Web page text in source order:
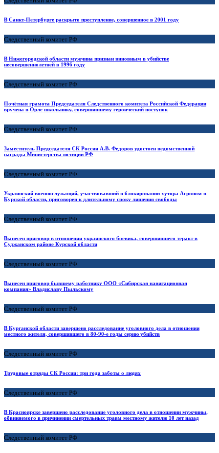
В Санкт-Петербурге раскрыто преступление, совершенное в 2001 году
Следственный комитет РФ
В Нижегородской области мужчина признан виновным в убийстве
несовершеннолетней в 1996 году
Следственный комитет РФ
Почётная грамота Председателя Следственного комитета Российской Федерации
вручена в Орле школьнику, совершившему героический поступок
Следственный комитет РФ
Заместитель Председателя СК России А.В. Федоров удостоен ведомственной
награды Министерства юстиции РФ
Следственный комитет РФ
Украинский военнослужащий, участвовавший в блокировании хутора Агроном в
Курской области, приговорен к длительному сроку лишения свободы
Следственный комитет РФ
Вынесен приговор в отношении украинского боевика, совершившего теракт в
Суджанском районе Курской области
Следственный комитет РФ
Вынесен приговор бывшему работнику ООО «Сибирская навигационная
компания» Владиславу Пыльскому
Следственный комитет РФ
В Курганской области завершено расследование уголовного дела в отношении
местного жителя, совершившего в 80-90-е годы серию убийств
Следственный комитет РФ
Трудовые отряды СК России: три года заботы о людях
Следственный комитет РФ
В Красноярске завершено расследование уголовного дела в отношении мужчины,
обвиняемого в причинении смертельных травм местному жителю 10 лет назад
Следственный комитет РФ